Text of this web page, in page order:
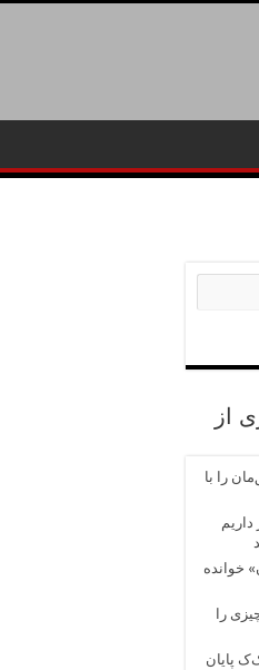
از
را با
داریم
خوانده
را
پایان